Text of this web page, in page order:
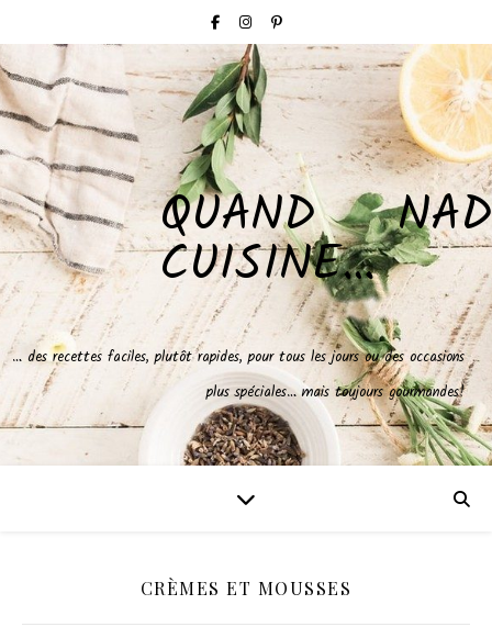
QUAND NAD
CUISINE…
… des recettes faciles, plutôt rapides, pour tous les jours ou des occasions
plus spéciales… mais toujours gourmandes!
CRÈMES ET MOUSSES